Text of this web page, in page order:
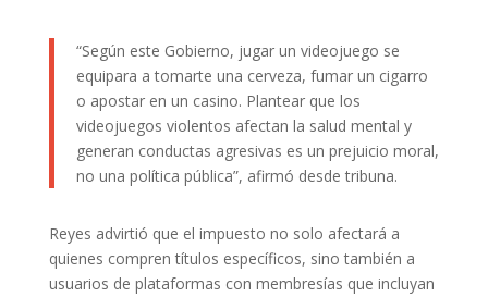
“Según este Gobierno, jugar un videojuego se
equipara a tomarte una cerveza, fumar un cigarro
o apostar en un casino. Plantear que los
videojuegos violentos afectan la salud mental y
generan conductas agresivas es un prejuicio moral,
no una política pública”, afirmó desde tribuna.
Reyes advirtió que el impuesto no solo afectará a
quienes compren títulos específicos, sino también a
usuarios de plataformas con membresías que incluyan